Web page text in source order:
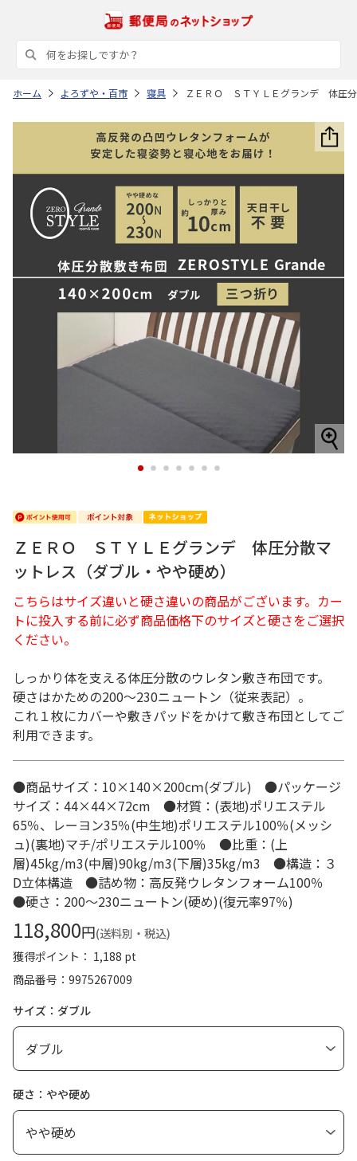
ホーム よろずや・百市 寝具 ＺＥＲＯ ＳＴＹＬＥグランデ 体圧
1 2 3 4 5 6 7
ＺＥＲＯ ＳＴＹＬＥグランデ 体圧分散マ
ットレス（ダブル・やや硬め）
こちらはサイズ違いと硬さ違いの商品がございます。カー
トに投入する前に必ず商品価格下のサイズと硬さをご選択
ください。
しっかり体を支える体圧分散のウレタン敷き布団です。
硬さはかための200～230ニュートン（従来表記）。
これ１枚にカバーや敷きパッドをかけて敷き布団としてご
利用できます。
●商品サイズ：10×140×200cｍ(ダブル) ●パッケージ
サイズ：44×44×72cm ●材質：(表地)ポリエステル
65％、レーヨン35％(中生地)ポリエステル100％(メッシ
ュ)(裏地)マチ/ポリエステル100％ ●比重：(上
層)45kg/m3(中層)90kg/m3(下層)35kg/m3 ●構造：３
D立体構造 ●詰め物：高反発ウレタンフォーム100％
●硬さ：200～230ニュートン(硬め)(復元率97％)
118,800円(送料別・税込)
獲得ポイント： 1,188 pt
商品番号
9975267009
サイズ：ダブル
硬さ：やや硬め